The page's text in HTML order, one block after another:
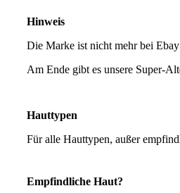
Hinweis
Die Marke ist nicht mehr bei
Am Ende gibt es unsere Super-
Hauttypen
Für alle Hauttypen, außer
Empfindliche Haut?